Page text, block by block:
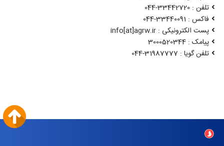
تلفن : 33442720-044
فاکس : 33440091-044
پست الکترونیکی : info[at]agrw.ir
پیامک : 3000520344
تلفن گویا : 31987777-044